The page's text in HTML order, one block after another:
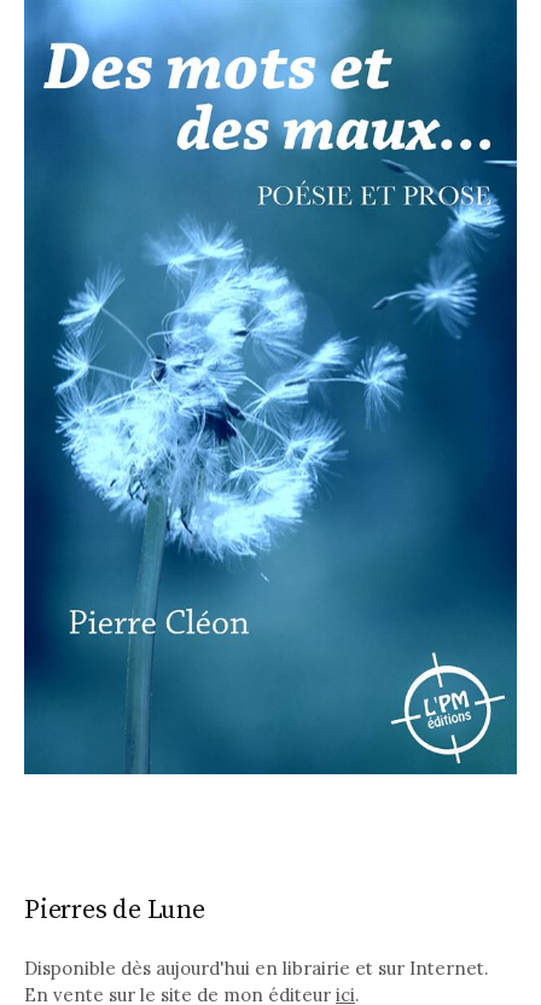
Pierres de Lune
Disponible dès aujourd'hui en librairie et sur Internet.
En vente sur le site de mon éditeur ici.